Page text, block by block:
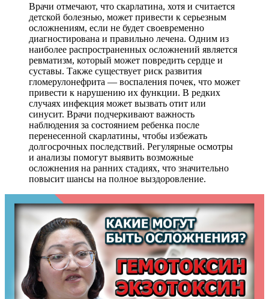
Врачи отмечают, что скарлатина, хотя и считается
детской болезнью, может привести к серьезным
осложнениям, если не будет своевременно
диагностирована и правильно лечена. Одним из
наиболее распространенных осложнений является
ревматизм, который может повредить сердце и
суставы. Также существует риск развития
гломерулонефрита — воспаления почек, что может
привести к нарушению их функции. В редких
случаях инфекция может вызвать отит или
синусит. Врачи подчеркивают важность
наблюдения за состоянием ребенка после
перенесенной скарлатины, чтобы избежать
долгосрочных последствий. Регулярные осмотры
и анализы помогут выявить возможные
осложнения на ранних стадиях, что значительно
повысит шансы на полное выздоровление.